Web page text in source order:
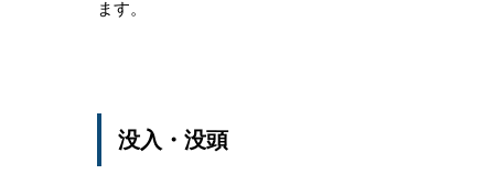
ます。
没入・没頭